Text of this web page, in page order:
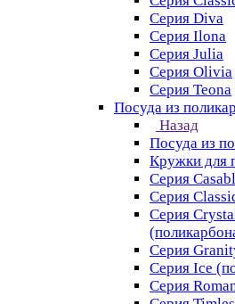
Серия Diva
Серия Ilona
Серия Julia
Серия Olivia
Серия Teona
Посуда из
Назад
Посуда из
Кружки для
Серия
Серия
Серия
Серия
Серия Ice
Серия